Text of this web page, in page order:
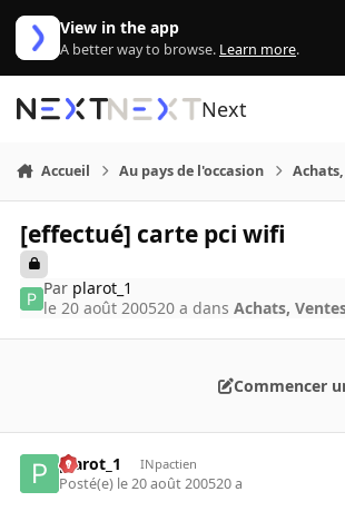
Aller au contenu
View in the app
A better way to browse. Learn more.
Next
Accueil Au pays de l'occasion
[effectué] carte pci wifi
Par plarot_1
le 20 août 200520 a dansAchats,
Commencer
plarot_1 INpactien
Posté(e) le 20 août 200520 a